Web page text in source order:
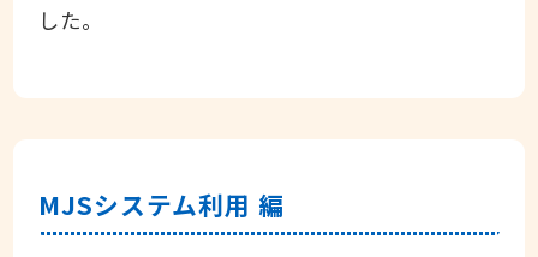
した。
MJSシステム利用 編